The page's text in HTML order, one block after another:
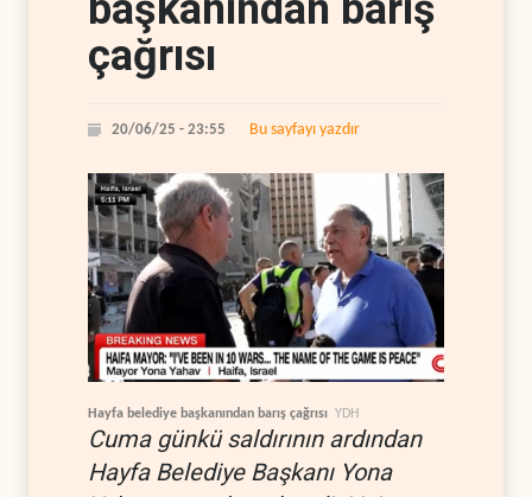
çağrısı
20/06/25 - 23:55 Bu sayfayı yazdır
Hayfa belediye başkanından barış çağrısı YDH
Cuma günkü saldırının ardından
Hayfa Belediye Başkanı Yona